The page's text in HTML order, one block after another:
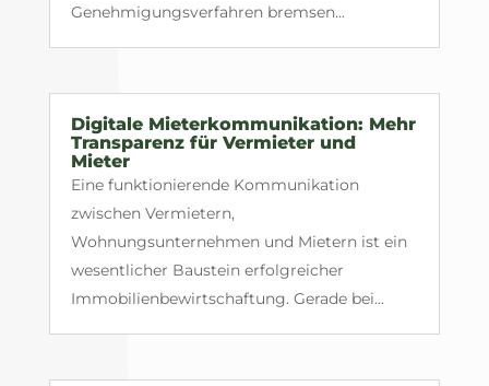
Genehmigungsverfahren bremsen...
Digitale Mieterkommunikation: Mehr
Transparenz für Vermieter und
Mieter
Eine funktionierende Kommunikation
zwischen Vermietern,
Wohnungsunternehmen und Mietern ist ein
wesentlicher Baustein erfolgreicher
Immobilienbewirtschaftung. Gerade bei...